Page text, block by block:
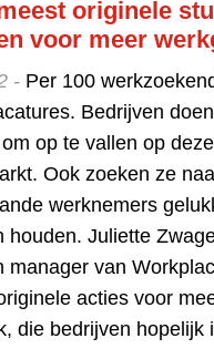
originele
voor meer
- Per 100
Bedrijven
op te vallen op
Ook zoeken ze
werknemers
houden. Juliette
manager van
acties voor
die bedrijven hopelijk